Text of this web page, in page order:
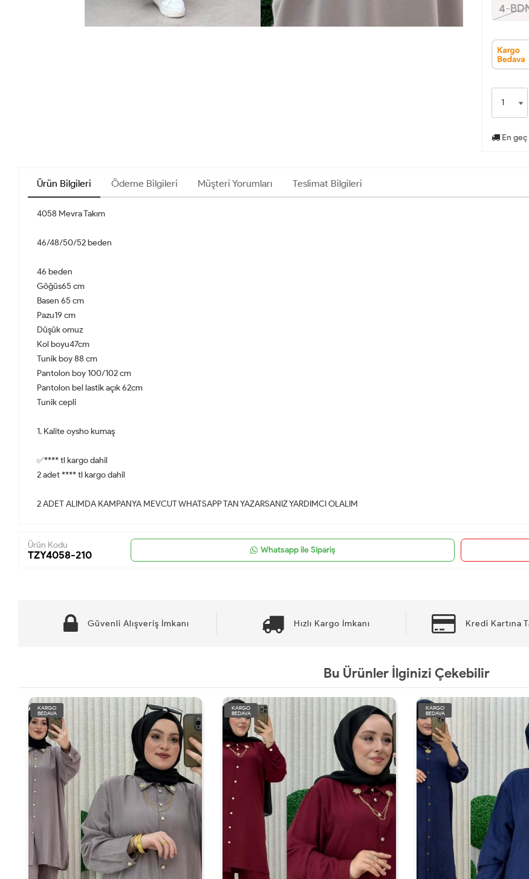
4-
En geç
Ürün Bilgileri Ödeme Bilgileri Müşteri Yorumları Teslimat Bilgileri
4058 Mevra Takım
46/48/50/52 beden
46 beden
Göğüs65 cm
Basen 65 cm
Pazu19 cm
Düşük omuz
Kol boyu47cm
Tunik boy 88 cm
Pantolon boy 100/102 cm
Pantolon bel lastik açık 62cm
Tunik cepli
1. Kalite oysho kumaş
✅**** tl kargo dahil
2 adet **** tl kargo dahil
2 ADET ALIMDA KAMPANYA MEVCUT WHATSAPP TAN YAZARSANIZ YARDIMCI OLALIM
Ürün Kodu
TZY4058-210 Whatsapp ile Sipariş
Güvenli Alışveriş İmkanı Hızlı Kargo İmkanı Kredi Kartına
Bu Ürünler İlginizi Çekebilir
KARGO
BEDAVA
KARGO
BEDAVA
KARGO
BEDAVA